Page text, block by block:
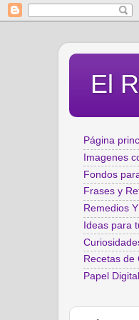
El
Página
Imagenes
Fondos
Frases y
Remedios
Ideas para
Recetas de
Papel